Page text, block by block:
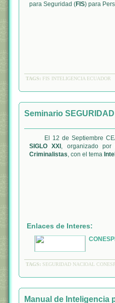
para Seguridad (FIS) para
TAGS: FIS INTELIGENCIA ECUADOR
Seminario
El 12 de Septiembre
SIGLO XXI , organizado por
Criminalistas, con el tema
Enlaces de Interes:
TAGS: SEGURIDAD NACIOAL
Manual de Inteligencia